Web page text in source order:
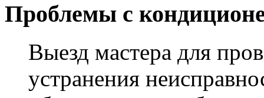
Проблемы с
Выезд мастера для
устранения